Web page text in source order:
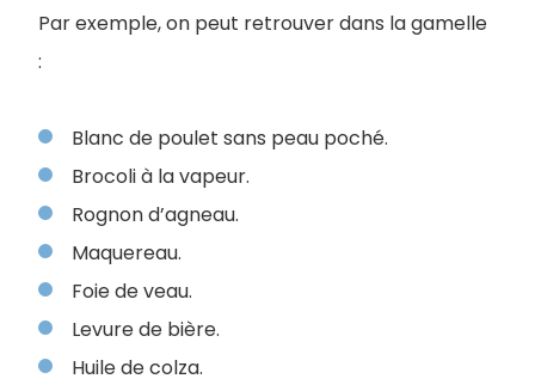
Par exemple, on peut retrouver dans la gamelle
:
Blanc de poulet sans peau poché.
Brocoli à la vapeur.
Rognon d’agneau.
Maquereau.
Foie de veau.
Levure de bière.
Huile de colza.